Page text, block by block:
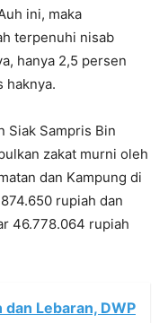
ini, maka
terpenuhi nisab
hanya 2,5 persen
haknya.
Siak Sampris Bin
zakat murni oleh
dan Kampung di
rupiah dan
46.778.064 rupiah
Lebaran, DWP